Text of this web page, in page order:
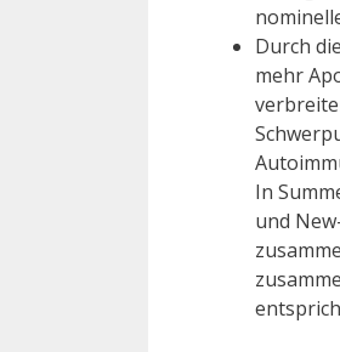
Durch
mehr
In
und